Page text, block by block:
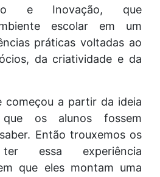
e Inovação, que
escolar em um
práticas voltadas ao
da criatividade e da
começou a partir da ideia
os alunos fossem
Então trouxemos os
essa experiência
que eles montam uma